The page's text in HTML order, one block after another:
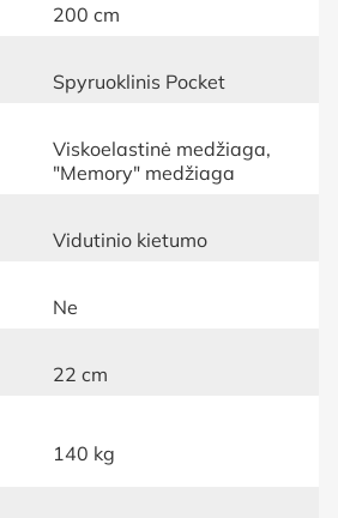
200 cm
Spyruoklinis Pocket
Viskoelastinė medžiaga,
"Memory" medžiaga
Vidutinio kietumo
Ne
22 cm
140 kg